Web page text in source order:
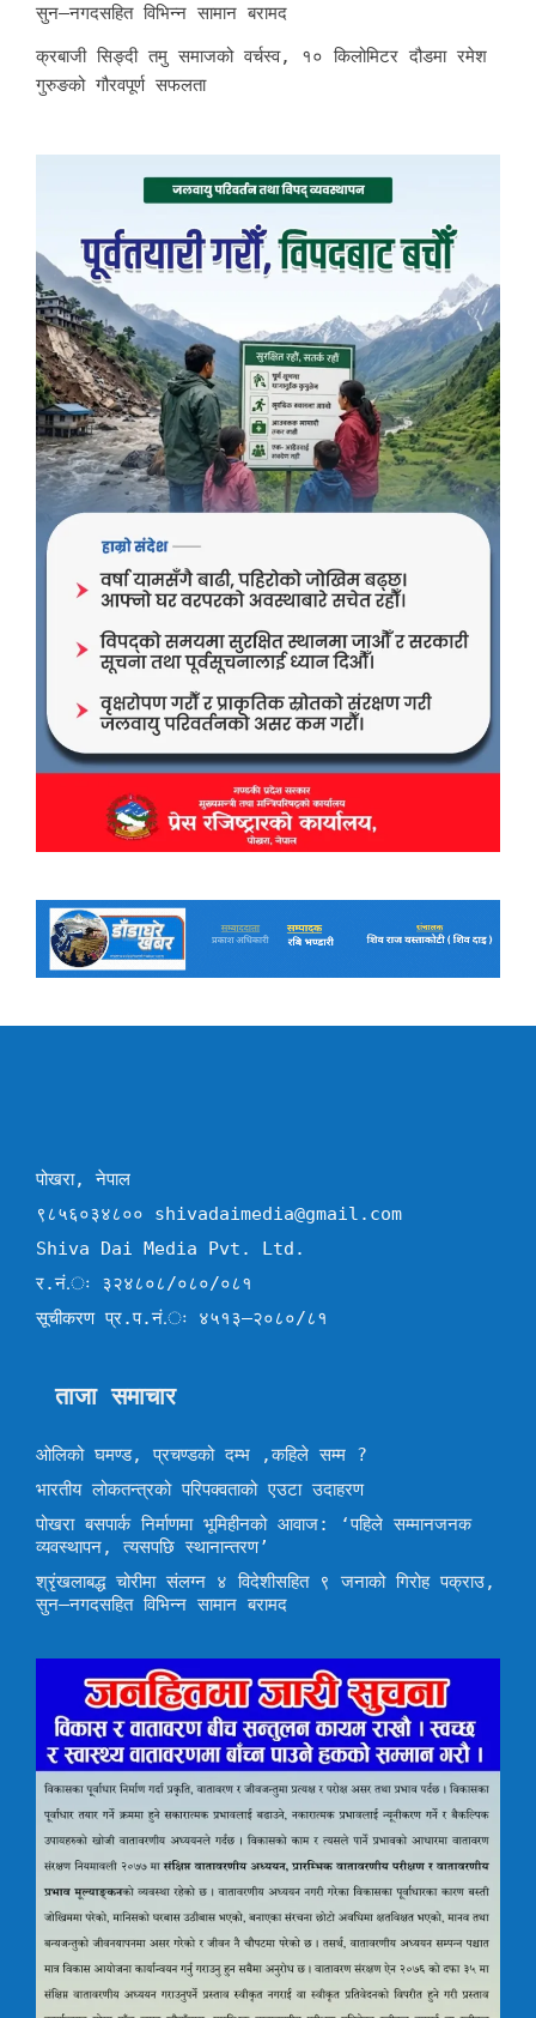
सुन–नगदसहित विभिन्न सामान बरामद
क्रबाजी सिङ्दी तमु समाजको वर्चस्व, १० किलोमिटर दौडमा रमेश
गुरुङको गौरवपूर्ण सफलता
पोखरा, नेपाल
९८५६०३४८०० shivadaimedia@gmail.com
Shiva Dai Media Pvt. Ltd.
र.नं.ः ३२४८०८/०८०/०८१
सूचीकरण प्र.प.नं.ः ४५१३–२०८०/८१
ताजा समाचार
ओलिको घमण्ड, प्रचण्डको दम्भ ,कहिले सम्म ?
भारतीय लोकतन्त्रको परिपक्वताको एउटा उदाहरण
पोखरा बसपार्क निर्माणमा भूमिहीनको आवाज: ‘पहिले सम्मानजनक
व्यवस्थापन, त्यसपछि स्थानान्तरण’
श्रृंखलाबद्ध चोरीमा संलग्न ४ विदेशीसहित ९ जनाको गिरोह पक्राउ,
सुन–नगदसहित विभिन्न सामान बरामद